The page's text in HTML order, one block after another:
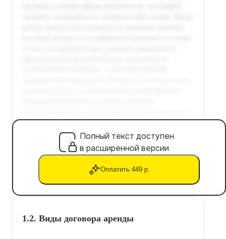
Полный текст доступен
в расширенной версии
Оплатить 449 р.
1.2. Виды договора аренды